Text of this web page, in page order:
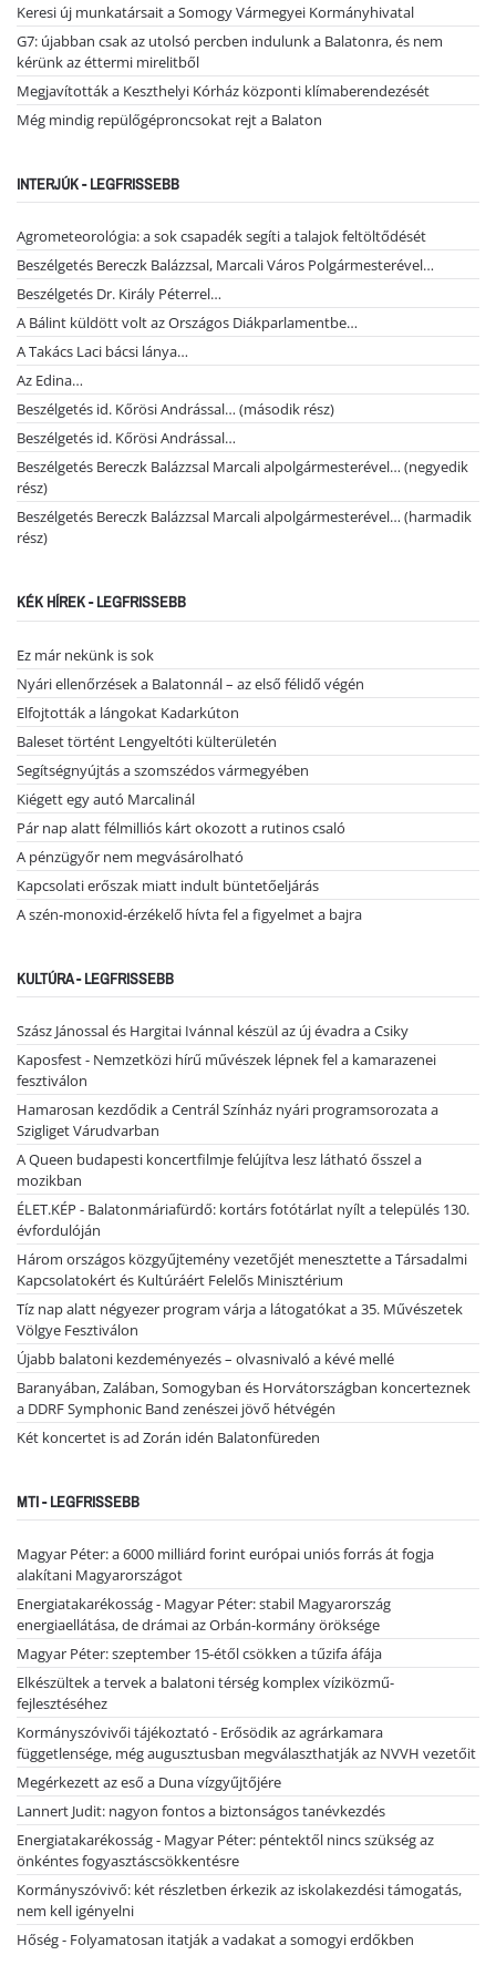
Keresi új munkatársait a Somogy Vármegyei Kormányhivatal
G7: újabban csak az utolsó percben indulunk a Balatonra, és nem
kérünk az éttermi mirelitből
Megjavították a Keszthelyi Kórház központi klímaberendezését
Még mindig repülőgéproncsokat rejt a Balaton
INTERJÚK - LEGFRISSEBB
Agrometeorológia: a sok csapadék segíti a talajok feltöltődését
Beszélgetés Bereczk Balázzsal, Marcali Város Polgármesterével…
Beszélgetés Dr. Király Péterrel…
A Bálint küldött volt az Országos Diákparlamentbe…
A Takács Laci bácsi lánya…
Az Edina…
Beszélgetés id. Kőrösi Andrással… (második rész)
Beszélgetés id. Kőrösi Andrással…
Beszélgetés Bereczk Balázzsal Marcali alpolgármesterével… (negyedik
rész)
Beszélgetés Bereczk Balázzsal Marcali alpolgármesterével… (harmadik
rész)
KÉK HÍREK - LEGFRISSEBB
Ez már nekünk is sok
Nyári ellenőrzések a Balatonnál – az első félidő végén
Elfojtották a lángokat Kadarkúton
Baleset történt Lengyeltóti külterületén
Segítségnyújtás a szomszédos vármegyében
Kiégett egy autó Marcalinál
Pár nap alatt félmilliós kárt okozott a rutinos csaló
A pénzügyőr nem megvásárolható
Kapcsolati erőszak miatt indult büntetőeljárás
A szén-monoxid-érzékelő hívta fel a figyelmet a bajra
KULTÚRA - LEGFRISSEBB
Szász Jánossal és Hargitai Ivánnal készül az új évadra a Csiky
Kaposfest - Nemzetközi hírű művészek lépnek fel a kamarazenei
fesztiválon
Hamarosan kezdődik a Centrál Színház nyári programsorozata a
Szigliget Várudvarban
A Queen budapesti koncertfilmje felújítva lesz látható ősszel a
mozikban
ÉLET.KÉP - Balatonmáriafürdő: kortárs fotótárlat nyílt a település 130.
évfordulóján
Három országos közgyűjtemény vezetőjét menesztette a Társadalmi
Kapcsolatokért és Kultúráért Felelős Minisztérium
Tíz nap alatt négyezer program várja a látogatókat a 35. Művészetek
Völgye Fesztiválon
Újabb balatoni kezdeményezés – olvasnivaló a kévé mellé
Baranyában, Zalában, Somogyban és Horvátországban koncerteznek
a DDRF Symphonic Band zenészei jövő hétvégén
Két koncertet is ad Zorán idén Balatonfüreden
MTI - LEGFRISSEBB
Magyar Péter: a 6000 milliárd forint európai uniós forrás át fogja
alakítani Magyarországot
Energiatakarékosság - Magyar Péter: stabil Magyarország
energiaellátása, de drámai az Orbán-kormány öröksége
Magyar Péter: szeptember 15-étől csökken a tűzifa áfája
Elkészültek a tervek a balatoni térség komplex víziközmű-
fejlesztéséhez
Kormányszóvivői tájékoztató - Erősödik az agrárkamara
függetlensége, még augusztusban megválaszthatják az NVVH vezetőit
Megérkezett az eső a Duna vízgyűjtőjére
Lannert Judit: nagyon fontos a biztonságos tanévkezdés
Energiatakarékosság - Magyar Péter: péntektől nincs szükség az
önkéntes fogyasztáscsökkentésre
Kormányszóvivő: két részletben érkezik az iskolakezdési támogatás,
nem kell igényelni
Hőség - Folyamatosan itatják a vadakat a somogyi erdőkben